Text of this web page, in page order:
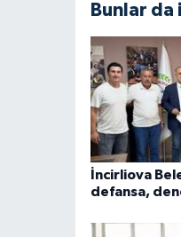
Bunlar
İncirliova
defansa,